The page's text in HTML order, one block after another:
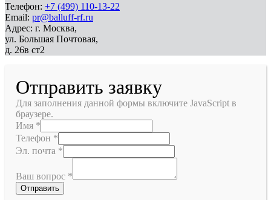
Телефон: +7 (499) 110-13-22
Email: pr@balluff-rf.ru
Адрес: г. Москва,
ул. Большая Почтовая,
д. 26в ст2
Отправить заявку
Для заполнения данной формы включите JavaScript в
браузере.
Имя *
Телефон *
Эл. почта *
Ваш вопрос *
Отправить